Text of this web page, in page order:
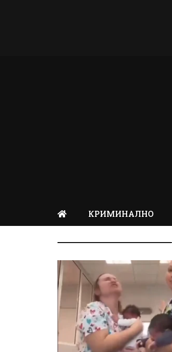
КРИМИНАЛНО